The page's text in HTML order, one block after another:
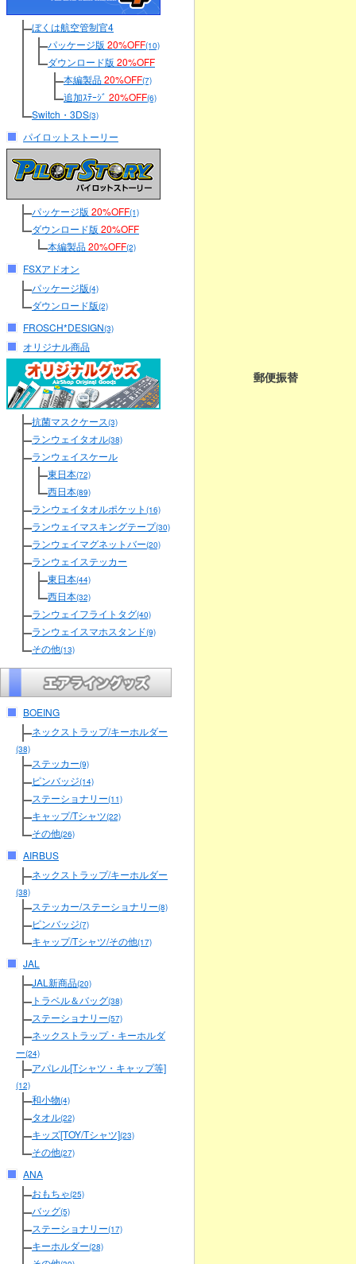
ぼくは航空管制官4
パッケージ版 20%OFF(10)
ダウンロード版 20%OFF
本編製品20%OFF(7)
追加ｽﾃｰｼﾞ 20%OFF(6)
Switch・3DS(3)
パイロットストーリー
パッケージ版 20%OFF(1)
ダウンロード版 20%OFF
本編製品20%OFF(2)
FSXアドオン
パッケージ版(4)
ダウンロード版(2)
FROSCH*DESIGN(3)
オリジナル商品
抗菌マスクケース(3)
ランウェイタオル(38)
ランウェイスケール
東日本(72)
西日本(89)
ランウェイタオルポケット (16)
ランウェイマスキングテープ(30)
ランウェイマグネットバー(20)
ランウェイステッカー
東日本(44)
西日本(32)
ランウェイフライトタグ(40)
ランウェイスマホスタンド(9)
その他(13)
BOEING
ネックストラップ/キーホルダー
(38)
ステッカー(9)
ピンバッジ(14)
ステーショナリー(11)
キャップ/Tシャツ(22)
その他(26)
AIRBUS
ネックストラップ/キーホルダー
(38)
ステッカー/ステーショナリー(8)
ピンバッジ(7)
キャップ/Tシャツ/その他(17)
JAL
JAL新商品(20)
トラベル＆バッグ(38)
ステーショナリー(57)
ネックストラップ・キーホルダ
ー(24)
アパレル[Tシャツ・キャップ等]
(12)
和小物(4)
タオル(22)
キッズ[TOY/Tシャツ](23)
その他(27)
ANA
おもちゃ(25)
バッグ(5)
ステーショナリー(17)
キーホルダー(28)
郵便振替